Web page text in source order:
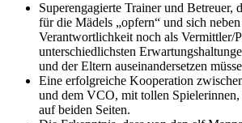
Superengagierte Trainer und Betreuer,
für die Mädels „opfern“ und sich
Verantwortlichkeit noch als Vermittler/
unterschiedlichsten
und der Eltern auseinandersetzen
Eine erfolgreiche Kooperation
und dem VCO, mit tollen
auf beiden Seiten.